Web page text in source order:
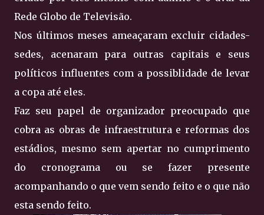
Rede Globo de Televisão.
Nos últimos meses ameaçaram excluir cidades-
sedes, acenaram para outras capitais e seus
políticos influentes com a possiblidade de levar
a copa até eles.
Faz seu papel de organizador preocupado que
cobra as obras de infraestrutura e reformas dos
estádios, mesmo sem apertar no cumprimento
do cronograma ou se fazer presente
acompanhando o que vem sendo feito e o que não
esta sendo feito.